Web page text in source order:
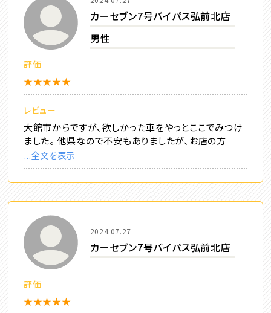
カーセブン7号バイパス弘前北店
男性
評価
★★★★★
レビュー
大館市からですが、欲しかった車をやっとここでみつけ
ました。 他県なので不安もありましたが、お店の方
...全文を表示
2024.07.27
カーセブン7号バイパス弘前北店
評価
★★★★★